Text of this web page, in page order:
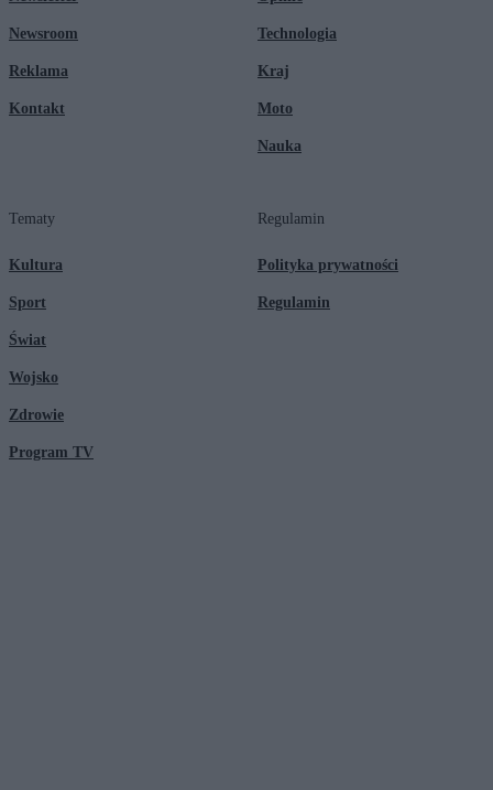
Newsroom
Reklama
Kontakt
Technologia
Kraj
Moto
Nauka
Tematy
Kultura
Sport
Świat
Wojsko
Zdrowie
Program TV
Regulamin
Polityka prywatności
Regulamin